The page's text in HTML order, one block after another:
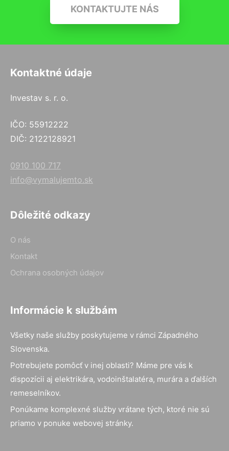
KONTAKTUJTE NÁS
Kontaktné údaje
Investav s. r. o.
IČO: 55912222
DIČ: 2122128921
0910 100 717
info@vymalujemto.sk
Dôležité odkazy
O nás
Kontakt
Ochrana osobných údajov
Informácie k službám
Všetky naše služby poskytujeme v rámci Západného
Slovenska.
Potrebujete pomôcť v inej oblasti? Máme pre vás k
dispozícii aj elektrikára, vodoinštalatéra, murára a ďalších
remeselníkov.
Ponúkame komplexné služby vrátane tých, ktoré nie sú
priamo v ponuke webovej stránky.